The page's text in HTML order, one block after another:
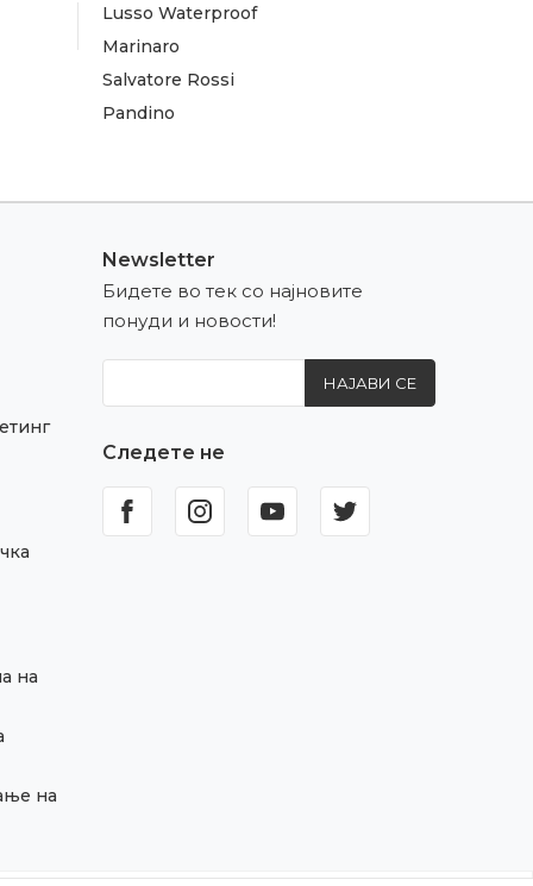
Lusso Waterproof
Marinaro
Salvatore Rossi
Pandino
на
на
Newsletter
Бидете во тек со најновите
понуди и новости!
НАЈАВИ СЕ
Следете не